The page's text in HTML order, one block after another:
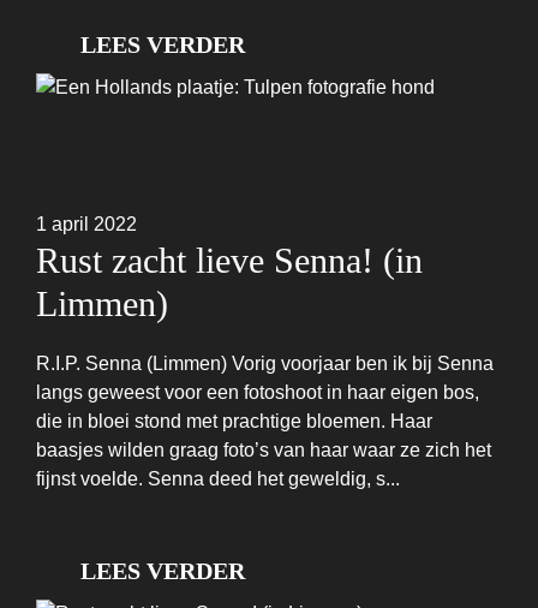
LEES VERDER
1 april 2022
Rust zacht lieve Senna! (in
Limmen)
R.I.P. Senna (Limmen) Vorig voorjaar ben ik bij Senna
langs geweest voor een fotoshoot in haar eigen bos,
die in bloei stond met prachtige bloemen. Haar
baasjes wilden graag foto’s van haar waar ze zich het
fijnst voelde. Senna deed het geweldig, s...
LEES VERDER